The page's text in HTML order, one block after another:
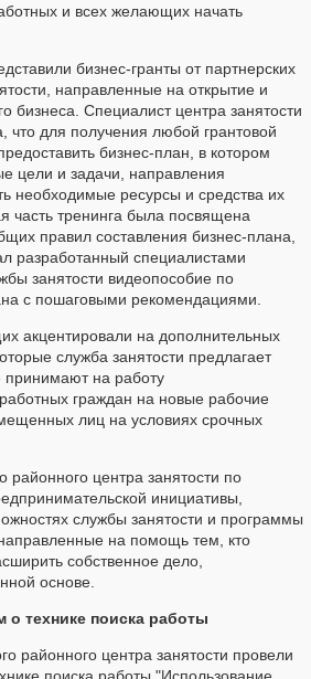
и всех желающих начать
бизнес-гранты от партнерских
направленные на открытие и
бизнеса. Специалист центра занятости
что для получения любой грантовой
бизнес-план, в котором
цели и задачи, направления
необходимые ресурсы и средства их
часть тренинга была посвящена
правил составления бизнес-плана,
разработанный специалистами
занятости видеопособие по
с пошаговыми рекомендациями.
акцентировали на дополнительных
служба занятости предлагает
принимают на работу
граждан на новые рабочие
лиц на условиях срочных
районного центра занятости по
инициативы,
службы занятости и программы
на помощь тем, кто
собственное дело,
основе.
технике поиска работы
районного центра занятости провели
поиска работы "Использование